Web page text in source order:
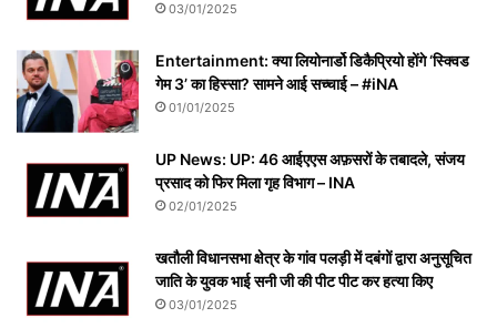
03/01/2025
Entertainment: क्या लियोनार्डो डिकैप्रियो होंगे ‘स्क्विड
गेम 3’ का हिस्सा? सामने आई सच्चाई – #iNA
01/01/2025
UP News: UP: 46 आईएएस अफ़सरों के तबादले, संजय
प्रसाद को फिर मिला गृह विभाग – INA
02/01/2025
खतौली विधानसभा क्षेत्र के गांव पलड़ी में दबंगों द्वारा अनुसूचित
जाति के युवक भाई सनी जी की पीट पीट कर हत्या किए
03/01/2025